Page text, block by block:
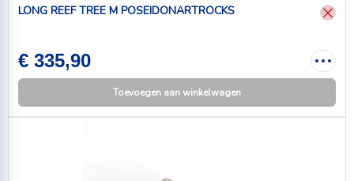
LONG REEF TREE M POSEIDONARTROCKS
€ 335,90
Toevoegen aan winkelwagen